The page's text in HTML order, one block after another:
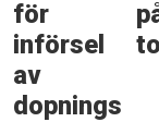
för
införsel
av